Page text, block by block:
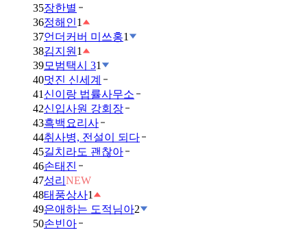
35장한별
36정해인1
37언더커버 미쓰홍1
38김지원 1
39모범택시 31
40멋진 신세계
41 신이랑 법률사무소
42신입사원 강회장
43흑백요리사
44취사병, 전설이 되다
45길치라도 괜찮아
46손태진
47성리 NEW
48태풍상사1
49은애하는 도적님아2
50손빈아